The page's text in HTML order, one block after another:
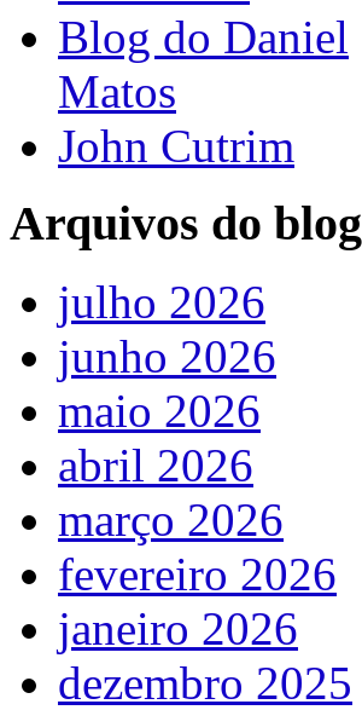
Blog do Daniel
Matos
John Cutrim
Arquivos do blog
julho 2026
junho 2026
maio 2026
abril 2026
março 2026
fevereiro 2026
janeiro 2026
dezembro 2025